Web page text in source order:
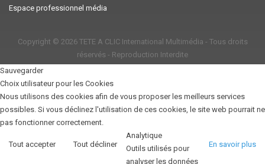
Espace professionnel média
Copyright © 2026 TETE A CLIC International Multimédia - Tous droits
réservés - Reproduction Interdite
Sauvegarder
Choix utilisateur pour les Cookies
Nous utilisons des cookies afin de vous proposer les meilleurs services
possibles. Si vous déclinez l'utilisation de ces cookies, le site web pourrait ne
pas fonctionner correctement.
Tout accepter Tout décliner En savoir plus
Analytique
Outils utilisés pour
analyser les données